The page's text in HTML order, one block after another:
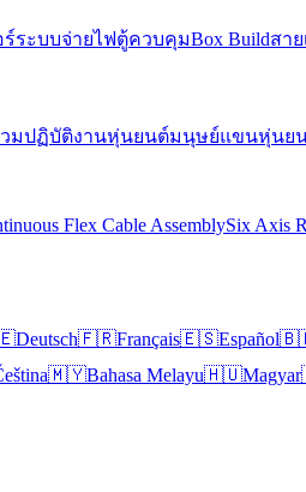
ร์ระบบจ่ายไฟตู้ควบคุมBox Buildสา
มปฏิบัติงานหุ่นยนต์มนุษย์แขนหุ่นย
Flex Cable AssemblySix Axis
Deutsch🇫🇷Français🇪🇸Español
🇲🇾Bahasa Melayu🇭🇺Magyar